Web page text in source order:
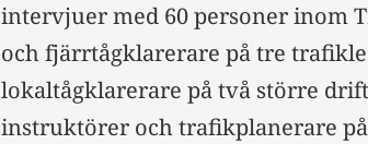
intervjuer med 60 personer inom
och fjärrtågklarerare på tre
lokaltågklarerare på två större
instruktörer och trafikplanerare